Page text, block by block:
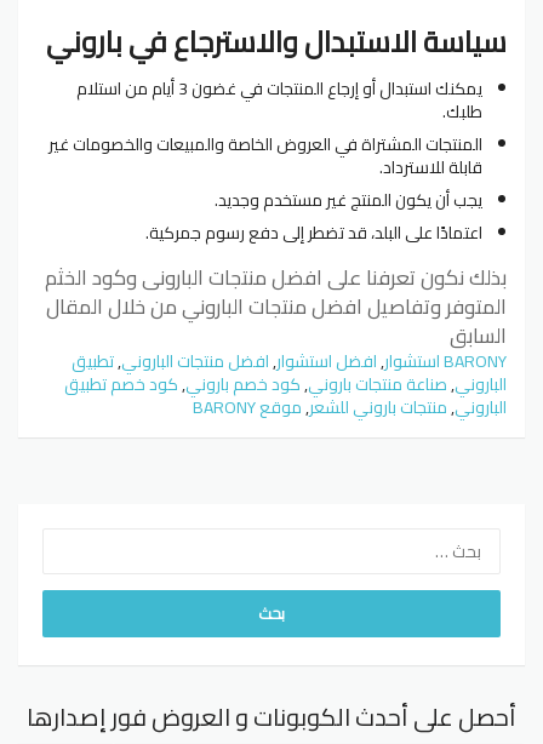
سياسة الاستبدال والاسترجاع في باروني
يمكنك استبدال أو إرجاع المنتجات في غضون 3 أيام من استلام
طلبك.
المنتجات المشتراة في العروض الخاصة والمبيعات والخصومات غير
قابلة للاسترداد.
يجب أن يكون المنتج غير مستخدم وجديد.
اعتمادًا على البلد، قد تضطر إلى دفع رسوم جمركية.
بذلك نكون تعرفنا على افضل منتجات البارونى وكود الخثم
المتوفر وتفاصيل افضل منتجات الباروني من خلال المقال
السابق
BARONY استشوار ,افضل استشوار,افضل منتجات الباروني,تطبيق
الباروني,صناعة منتجات باروني,كود خصم باروني,كود خصم تطبيق
الباروني,منتجات باروني للشعر,موقع BARONY
أحصل على أحدث الكوبونات و العروض فور إصدارها